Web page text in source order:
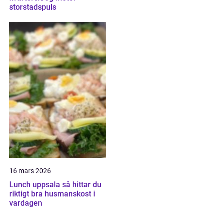
storstadspuls
16 mars 2026
Lunch uppsala så hittar du
riktigt bra husmanskost i
vardagen